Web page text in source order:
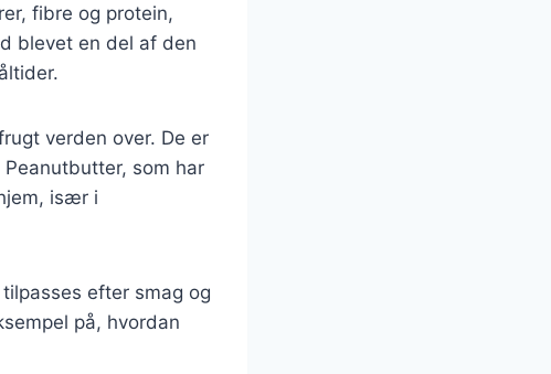
fibre og protein,
blevet en del af den
verden over. De er
som har
især i
efter smag og
på, hvordan